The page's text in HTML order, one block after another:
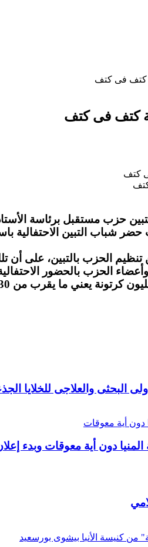
كتف فى كتف
كتف فى كتف
الأستاذ/ خالد
شباب التبين الاحتفالية
على أن تلك
بالحضور
البحثى والعلاجى للخلايا
دون أية معوقات وبدء إعلان